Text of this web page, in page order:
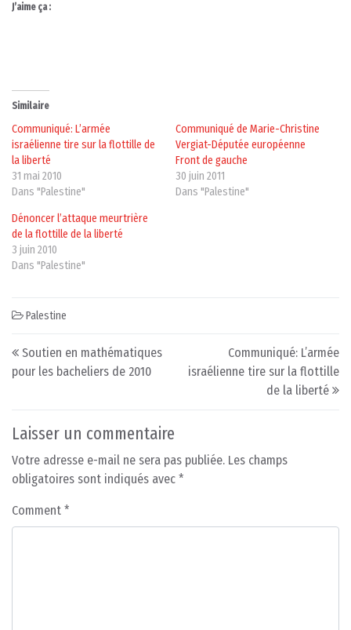
J’aime ça :
Similaire
Communiqué: L’armée
israélienne tire sur la flottille de
la liberté
31 mai 2010
Dans "Palestine"
Communiqué de Marie-Christine
Vergiat-Députée européenne
Front de gauche
30 juin 2011
Dans "Palestine"
Dénoncer l’attaque meurtrière
de la flottille de la liberté
3 juin 2010
Dans "Palestine"
Palestine
Post navigation
Soutien en mathématiques
pour les bacheliers de 2010
Communiqué: L’armée
israélienne tire sur la flottille
de la liberté
Laisser un commentaire
Votre adresse e-mail ne sera pas publiée. Les champs
obligatoires sont indiqués avec *
Comment *